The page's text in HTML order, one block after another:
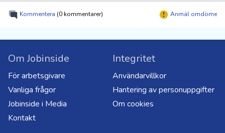
Kommentera (0 kommentarer) Anmäl omdöme
Om Jobinside
För arbetsgivare
Vanliga frågor
Jobinside i Media
Kontakt
Integritet
Användarvillkor
Hantering av personuppgifter
Om cookies